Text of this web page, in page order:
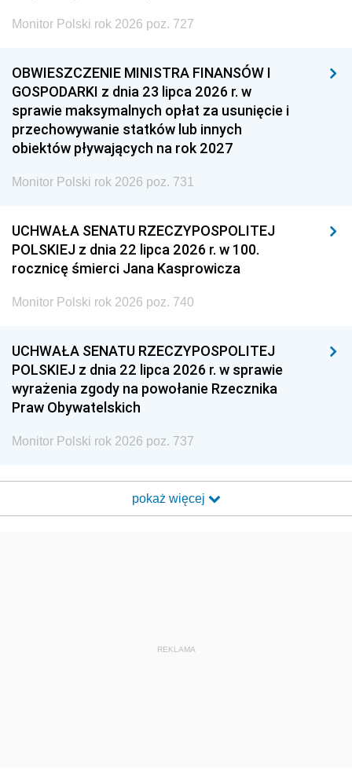
Monitor Polski rok 2026 poz. 727
OBWIESZCZENIE MINISTRA FINANSÓW I
GOSPODARKI z dnia 23 lipca 2026 r. w
sprawie maksymalnych opłat za usunięcie i
przechowywanie statków lub innych
obiektów pływających na rok 2027
Monitor Polski rok 2026 poz. 731
UCHWAŁA SENATU RZECZYPOSPOLITEJ
POLSKIEJ z dnia 22 lipca 2026 r. w 100.
rocznicę śmierci Jana Kasprowicza
Monitor Polski rok 2026 poz. 740
UCHWAŁA SENATU RZECZYPOSPOLITEJ
POLSKIEJ z dnia 22 lipca 2026 r. w sprawie
wyrażenia zgody na powołanie Rzecznika
Praw Obywatelskich
Monitor Polski rok 2026 poz. 737
pokaż więcej
REKLAMA